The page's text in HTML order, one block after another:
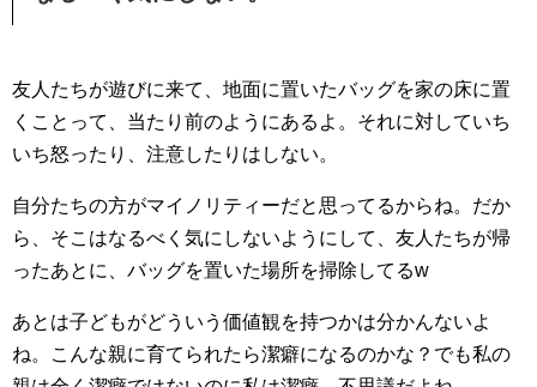
友人たちが遊びに来て、地面に置いたバッグを家の床に置
くことって、当たり前のようにあるよ。それに対していち
いち怒ったり、注意したりはしない。
自分たちの方がマイノリティーだと思ってるからね。だか
ら、そこはなるべく気にしないようにして、友人たちが帰
ったあとに、バッグを置いた場所を掃除してるw
あとは子どもがどういう価値観を持つかは分かんないよ
ね。こんな親に育てられたら潔癖になるのかな？でも私の